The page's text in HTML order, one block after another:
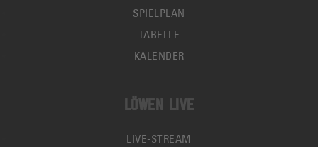
SPIELPLAN
TABELLE
KALENDER
LÖWEN LIVE
LIVE-STREAM